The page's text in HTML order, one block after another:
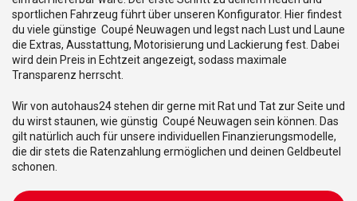
sportlichen Fahrzeug führt über unseren Konfigurator. Hier findest
du viele günstige Coupé Neuwagen und legst nach Lust und Laune
die Extras, Ausstattung, Motorisierung und Lackierung fest. Dabei
wird dein Preis in Echtzeit angezeigt, sodass maximale
Transparenz herrscht.
Wir von autohaus24 stehen dir gerne mit Rat und Tat zur Seite und
du wirst staunen, wie günstig Coupé Neuwagen sein können. Das
gilt natürlich auch für unsere individuellen Finanzierungsmodelle,
die dir stets die Ratenzahlung ermöglichen und deinen Geldbeutel
schonen.